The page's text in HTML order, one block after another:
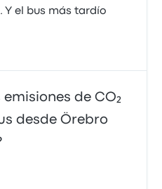
Y el bus más tardío
de CO₂
desde Örebro